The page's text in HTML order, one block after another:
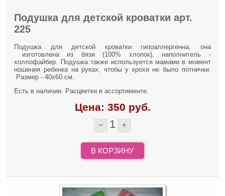
Подушка для детской кроватки арт.
225
Подушка для детской кроватки гипоаллергенна, она
изготовлена из бязи (100% хлопок), наполнитель -
холлофайбер. Подушка также используется мамами в момент
ношения ребенка на руках, чтобы у крохи не было потнички.
Размер - 40х60 см.
Есть в наличии. Расцветки в ассортименте.
Цена: 350 руб.
− 1 +
В КОРЗИНУ